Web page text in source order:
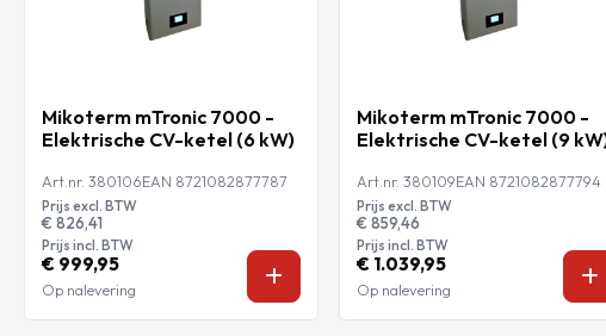
Mikoterm mTronic 7000 -
Elektrische CV-ketel (6 kW)
Art.nr. 380106EAN 8721082877787
Prijs excl. BTW
€ 826,41
Prijs incl. BTW
€ 999,95
Op nalevering
Mikoterm mTronic 7000 -
Elektrische CV-ketel (9
Art.nr. 380109EAN 8721082877794
Prijs excl. BTW
€ 859,46
Prijs incl. BTW
€ 1.039,95
Op nalevering